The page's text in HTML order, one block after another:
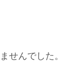
せんでした。